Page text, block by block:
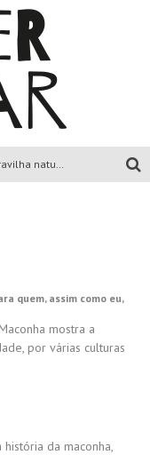
Canal D’Amour: maravilha natural de Corfu, Grécia.
Grécia.
quem, assim como eu,
mostra a
por várias culturas
da maconha,